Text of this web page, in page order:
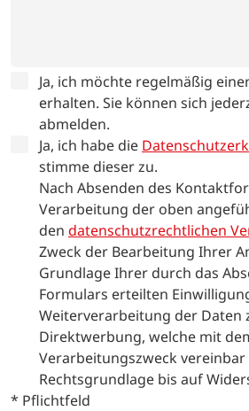
Ja, ich möchte regelmäßig
erhalten. Sie können sich
abmelden.
Ja, ich habe die
stimme dieser zu.
Nach Absenden des
Verarbeitung der oben
den datenschutzrechtlichen
Zweck der Bearbeitung Ihrer
Grundlage Ihrer durch das
Formulars erteilten
Weiterverarbeitung der Daten
Direktwerbung, welche mit
Verarbeitungszweck
Rechtsgrundlage bis auf
* Pflichtfeld